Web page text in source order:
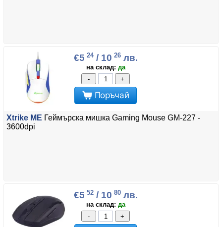
€5 24/ 10 26лв.
на склад: да
-
+
Поръчай
Xtrike ME Геймърска мишка Gaming Mouse GM-227 -
3600dpi
€5 52/ 10 80лв.
на склад: да
-
+